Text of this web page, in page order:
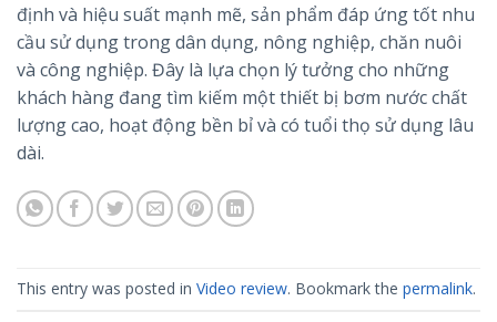
định và hiệu suất mạnh mẽ, sản phẩm đáp ứng tốt nhu
cầu sử dụng trong dân dụng, nông nghiệp, chăn nuôi
và công nghiệp. Đây là lựa chọn lý tưởng cho những
khách hàng đang tìm kiếm một thiết bị bơm nước chất
lượng cao, hoạt động bền bỉ và có tuổi thọ sử dụng lâu
dài.
This entry was posted in Video review. Bookmark the permalink.